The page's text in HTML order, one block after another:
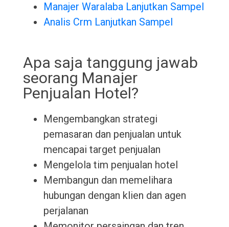
Manajer Waralaba Lanjutkan Sampel
Analis Crm Lanjutkan Sampel
Apa saja tanggung jawab
seorang Manajer
Penjualan Hotel?
Mengembangkan strategi
pemasaran dan penjualan untuk
mencapai target penjualan
Mengelola tim penjualan hotel
Membangun dan memelihara
hubungan dengan klien dan agen
perjalanan